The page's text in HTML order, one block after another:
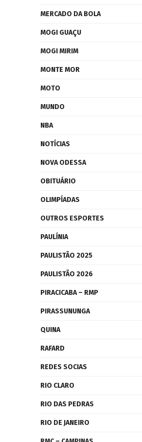
MERCADO DA BOLA
MOGI GUAÇU
MOGI MIRIM
MONTE MOR
MOTO
MUNDO
NBA
NOTÍCIAS
NOVA ODESSA
OBITUÁRIO
OLIMPÍADAS
OUTROS ESPORTES
PAULÍNIA
PAULISTÃO 2025
PAULISTÃO 2026
PIRACICABA – RMP
PIRASSUNUNGA
QUINA
RAFARD
REDES SOCIAS
RIO CLARO
RIO DAS PEDRAS
RIO DE JANEIRO